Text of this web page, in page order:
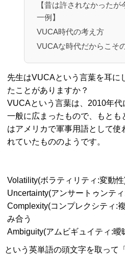
【昔は許されなかった
一例】
VUCA時代の考え方
VUCAな時代だからこそ
先生はVUCAという言葉を耳に
たことがありますか？
VUCAという言葉は、2010年代
一般に広まったもので、もとも
はアメリカで軍事用語として使
れていたもののようです。
Volatility(ボラティリティ:変動
Uncertainty(アンサートゥンテ
Complexity(コンプレクシティ:
み合う
Ambiguity(アムビギュイティ:曖
という英単語の頭文字を取って